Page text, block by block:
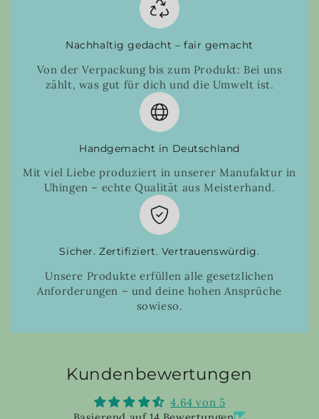
Nachhaltig gedacht – fair gemacht
Von der Verpackung bis zum Produkt: Bei uns
zählt, was gut für dich und die Umwelt ist.
Handgemacht in Deutschland
Mit viel Liebe produziert in unserer Manufaktur in
Uhingen – echte Qualität aus Meisterhand.
Sicher. Zertifiziert. Vertrauenswürdig.
Unsere Produkte erfüllen alle gesetzlichen
Anforderungen – und deine hohen Ansprüche
sowieso.
Kundenbewertungen
4.64 von 5